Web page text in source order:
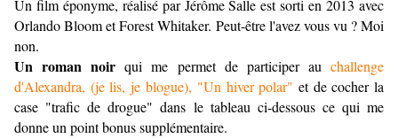
Un film éponyme, réalisé par Jérôme Salle est sorti en 2013 avec
Orlando Bloom et Forest Whitaker. Peut-être l'avez vous vu ? Moi
non.
Un roman noirqui me permet de participer au challenge
d'Alexandra, (je lis, je blogue), "Un hiver polar"et de cocher la
case "trafic de drogue" dans le tableau ci-dessous ce qui me
donne un point bonus supplémentaire.